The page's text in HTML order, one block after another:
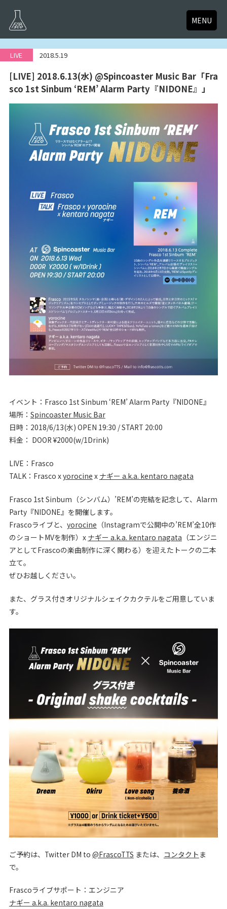
MENU
LIVE 2018.5.19
[LIVE] 2018.6.13(水) @Spincoaster Music Bar「Fra
sco 1st Sinbum ‘REM’ Alarm Party『NIDONE』」
イベント：Frasco 1st Sinbum ‘REM’ Alarm Party『NIDONE』
場所： Spincoaster Music Bar
日時：2018/6/13(水) OPEN 19:30 / START 20:00
料金： DOOR ¥2000(w/1Drink)
LIVE：Frasco
TALK：Frasco xyorocine x ナギー a.k.a. kentaro nagata
Frasco 1st Sinbum（シンバム）’REM’の完結を記念して、Alarm
Party『NIDONE』を開催します。
Frascoライブと、 yorocine （Instagramで公開中の’REM’全10作
のショートMVを制作）x ナギー a.k.a. kentaro nagata （エンジニ
アとしてFrascoの楽曲制作に深く関わる）を迎えたトークの二本
立て。
ぜひお越しください。
また、グラス付きオリジナルシェイクカクテルをご用意していま
す。
ご予約は、Twitter DM to @FrascoTTS または、 コンタクト ま
で。
Frascoライブサポート：エンジニア
ナギー a.k.a. kentaro nagata